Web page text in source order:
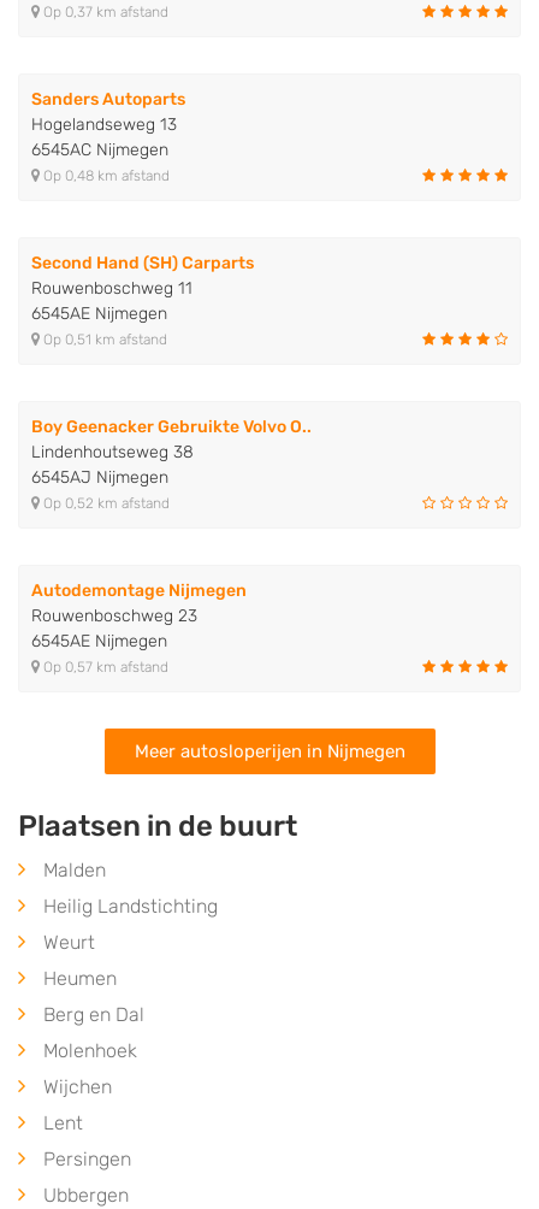
Op 0,37 km afstand
Sanders Autoparts
Hogelandseweg 13
6545AC Nijmegen
Op 0,48 km afstand
Second Hand (SH) Carparts
Rouwenboschweg 11
6545AE Nijmegen
Op 0,51 km afstand
Boy Geenacker Gebruikte Volvo O..
Lindenhoutseweg 38
6545AJ Nijmegen
Op 0,52 km afstand
Autodemontage Nijmegen
Rouwenboschweg 23
6545AE Nijmegen
Op 0,57 km afstand
Meer autosloperijen in Nijmegen
Plaatsen in de buurt
Malden
Heilig Landstichting
Weurt
Heumen
Berg en Dal
Molenhoek
Wijchen
Lent
Persingen
Ubbergen